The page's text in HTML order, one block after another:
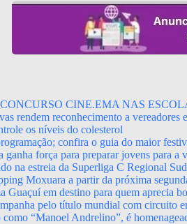
CINE.EMA NAS
rendem reconhecimento a
os níveis do colesterol
confira o guia do maior
força para preparar jovens para a
na estreia da Superliga C Regional
Moxuara a partir da próxima
Guaçuí em destino para quem aprecia
pelo título mundial com circuito
como “Manoel Andrelino”, é